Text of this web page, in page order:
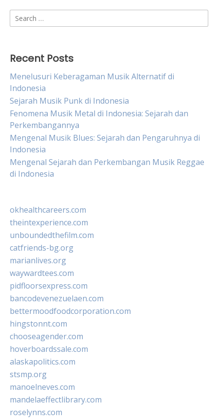
Search
for:
Recent Posts
Menelusuri Keberagaman Musik Alternatif di
Indonesia
Sejarah Musik Punk di Indonesia
Fenomena Musik Metal di Indonesia: Sejarah dan
Perkembangannya
Mengenal Musik Blues: Sejarah dan Pengaruhnya di
Indonesia
Mengenal Sejarah dan Perkembangan Musik Reggae
di Indonesia
okhealthcareers.com
theintexperience.com
unboundedthefilm.com
catfriends-bg.org
marianlives.org
waywardtees.com
pidfloorsexpress.com
bancodevenezuelaen.com
bettermoodfoodcorporation.com
hingstonnt.com
chooseagender.com
hoverboardssale.com
alaskapolitics.com
stsmp.org
manoelneves.com
mandelaeffectlibrary.com
roselynns.com